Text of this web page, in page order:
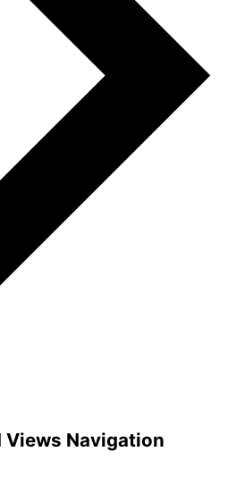
Views Navigation